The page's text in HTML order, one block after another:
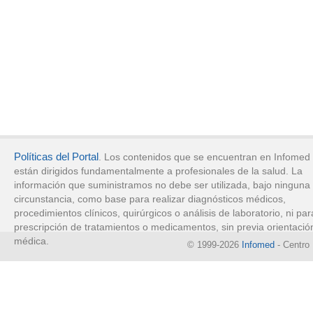
Políticas del Portal. Los contenidos que se encuentran en Infomed
están dirigidos fundamentalmente a profesionales de la salud. La
información que suministramos no debe ser utilizada, bajo ninguna
circunstancia, como base para realizar diagnósticos médicos,
procedimientos clínicos, quirúrgicos o análisis de laboratorio, ni
prescripción de tratamientos o medicamentos, sin previa
médica.
© 1999-2026 Infomed - Centro